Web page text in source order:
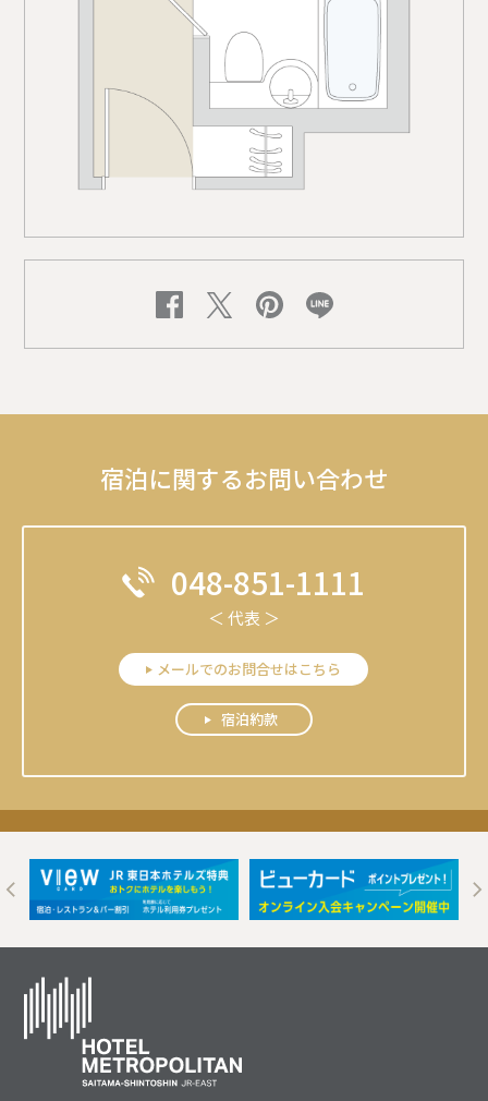
宿泊に関するお問い合わせ
048-851-1111
＜ 代表 ＞
メールでのお問合せはこちら
宿泊約款